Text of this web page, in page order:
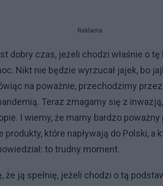
Reklama
dobry czas, jeżeli chodzi właśnie o
Nikt nie będzie wyrzucał jajek, bo
na poważnie, przechodzimy
Teraz zmagamy się z
I wiemy, że mamy bardzo
które napływają do Polski, a
to trudny moment.
że ją spełnię, jeżeli chodzi o tą